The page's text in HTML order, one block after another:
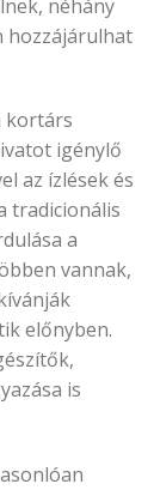
néhány
hozzájárulhat
kortárs
igénylő
az ízlések és
tradicionális
a
vannak,
előnyben.
is